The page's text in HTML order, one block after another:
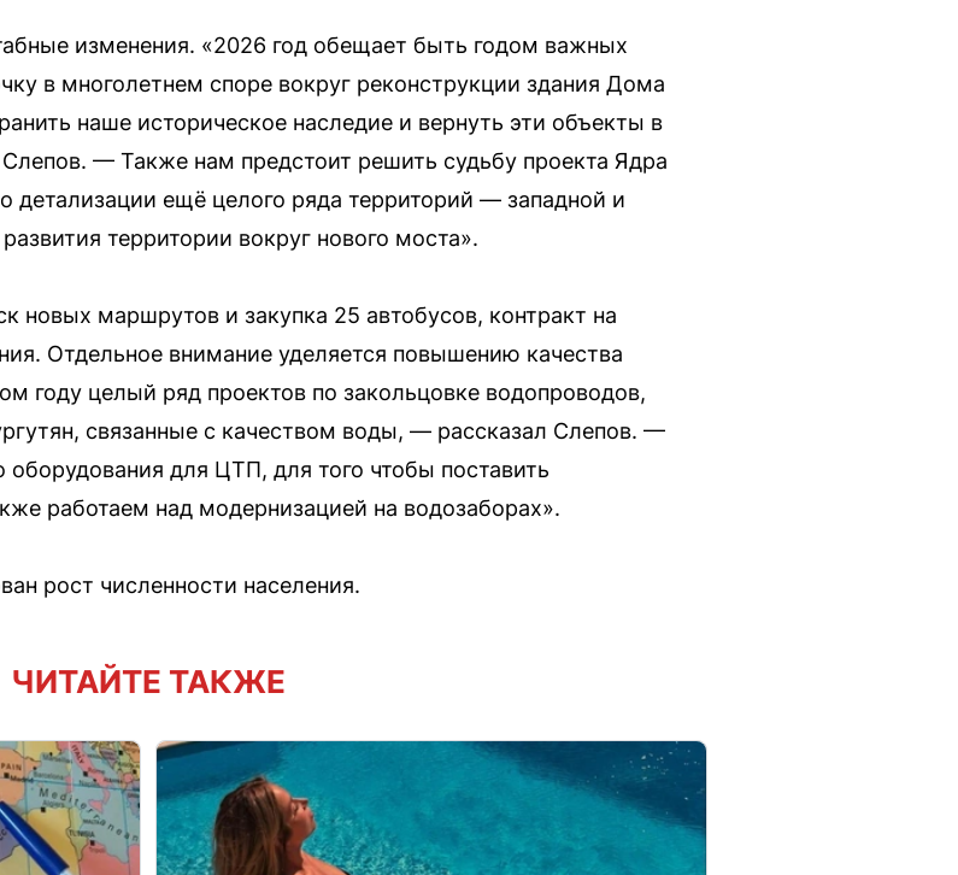
изменения. «2026 год обещает быть годом важных
в многолетнем споре вокруг реконструкции здания Дома
наше историческое наследие и вернуть эти объекты в
— Также нам предстоит решить судьбу проекта Ядра
детализации ещё целого ряда территорий — западной и
территории вокруг нового моста».
новых маршрутов и закупка 25 автобусов, контракт на
Отдельное внимание уделяется повышению качества
году целый ряд проектов по закольцовке водопроводов,
связанные с качеством воды, — рассказал Слепов. —
оборудования для ЦТП, для того чтобы поставить
работаем над модернизацией на водозаборах».
рост численности населения.
ЧИТАЙТЕ ТАКЖЕ